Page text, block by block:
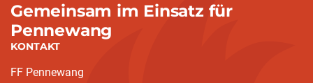
Gemeinsam im Einsatz für
Pennewang
KONTAKT
FF Pennewang